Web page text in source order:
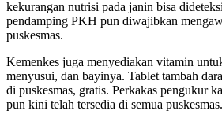
kekurangan nutrisi pada janin bisa
pendamping PKH pun diwajibkan
puskesmas.
Kemenkes juga menyediakan vitamin
menyusui, dan bayinya. Tablet tambah
di puskesmas, gratis. Perkakas pengukur
pun kini telah tersedia di semua puskesmas.